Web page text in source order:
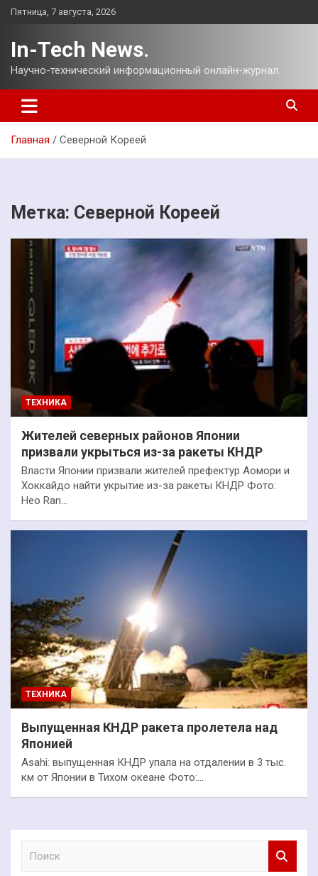
Перейти
Пятница, 7 августа, 2026
In-Tech News.
Научно-технический информационный онлайн-журнал.
Главная Северной Кореей
Метка: Северной Кореей
ТЕХНИКА
Жителей северных районов Японии
призвали укрыться из-за ракеты КНДР
Власти Японии призвали жителей префектур Аомори и
Хоккайдо найти укрытие из-за ракеты КНДР Фото:
Heo Ran…
ТЕХНИКА
Выпущенная КНДР ракета пролетела над
Японией
Asahi: выпущенная КНДР упала на отдалении в 3 тыс.
км от Японии в Тихом океане Фото:…